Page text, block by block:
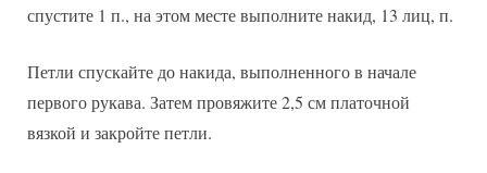
спустите 1 п., на этом месте выполните накид, 13 лиц, п.
Петли спускайте до накида, выполненного в начале
первого рукава. Затем провяжите 2,5 см платочной
вязкой и закройте петли.